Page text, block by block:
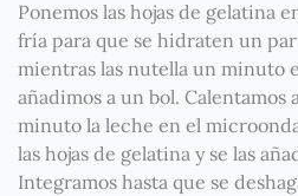
Ponemos las hojas de gelatina
fría para que se hidraten un
mientras las nutella un minuto
añadimos a un bol.
minuto la leche en el
las hojas de gelatina y se las
Integramos hasta que se